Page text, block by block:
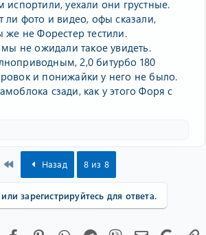
испортили, уехали они грустные.
ли фото и видео, офы сказали,
же не Форестер тестили.
не ожидали такое увидеть.
2,0 битурбо 180
и понижайки у него не было.
сзади, как у этого Форя с
First Назад 8 из 8
зарегистрируйтесь для ответа.